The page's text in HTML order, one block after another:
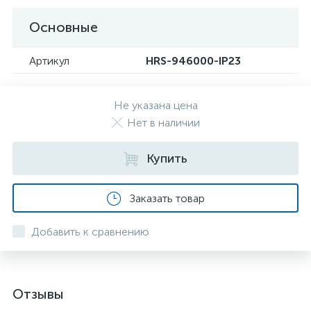
Основные
Артикул HRS-946000-IP23
Не указана цена
Нет в наличии
Купить
Заказать товар
Добавить к сравнению
Отзывы